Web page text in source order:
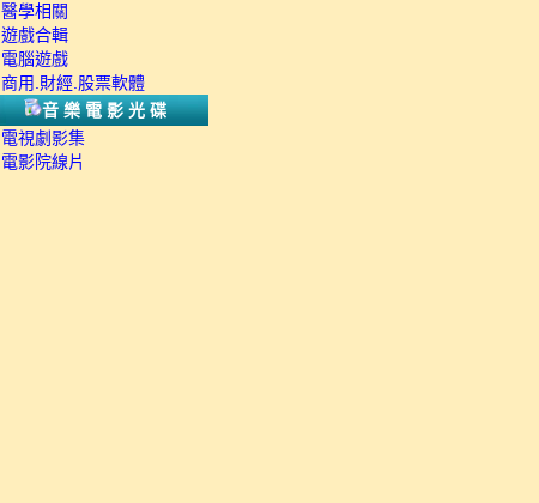
醫學相關
遊戲合輯
電腦遊戲
商用.財經.股票軟體
音樂電影光碟
電視劇影集
電影院線片